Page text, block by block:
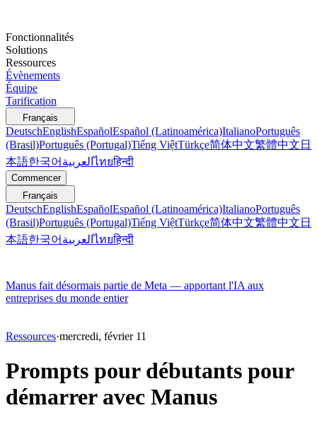
Fonctionnalités
Solutions
Ressources
Évènements
Équipe
Tarification
Français
DeutschEnglishEspañolEspañol (Latinoamérica)ItalianoPortuguês
(Brasil)Português (Portugal)Tiếng ViệtTürkçe简体中文繁體中文 日
本語한국어 العربيةไทยहिन्दी
Commencer
Français
DeutschEnglishEspañolEspañol (Latinoamérica)ItalianoPortuguês
(Brasil)Português (Portugal)Tiếng ViệtTürkçe简体中文繁體中文 日
本語한국어 العربيةไทยहिन्दी
Manus fait désormais partie de Meta — apportant l'IA aux
entreprises du monde entier
Ressources·mercredi, février 11
Prompts pour débutants pour
démarrer avec Manus